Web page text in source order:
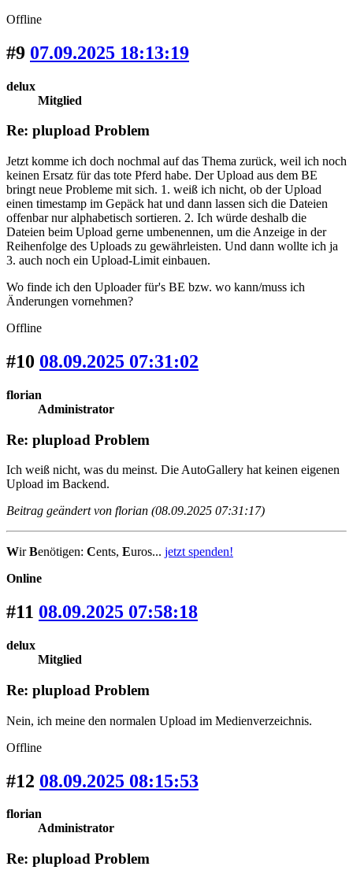
Offline
#9 07.09.2025 18:13:19
delux
Mitglied
Re: plupload Problem
Jetzt komme ich doch nochmal auf das Thema zurück, weil ich noch
keinen Ersatz für das tote Pferd habe. Der Upload aus dem BE
bringt neue Probleme mit sich. 1. weiß ich nicht, ob der Upload
einen timestamp im Gepäck hat und dann lassen sich die Dateien
offenbar nur alphabetisch sortieren. 2. Ich würde deshalb die
Dateien beim Upload gerne umbenennen, um die Anzeige in der
Reihenfolge des Uploads zu gewährleisten. Und dann wollte ich ja
3. auch noch ein Upload-Limit einbauen.
Wo finde ich den Uploader für's BE bzw. wo kann/muss ich
Änderungen vornehmen?
Offline
#10 08.09.2025 07:31:02
florian
Administrator
Re: plupload Problem
Ich weiß nicht, was du meinst. Die AutoGallery hat keinen eigenen
Upload im Backend.
Beitrag geändert von florian (08.09.2025 07:31:17)
WirBenötigen: Cents, Euros... jetzt spenden!
Online
#11 08.09.2025 07:58:18
delux
Mitglied
Re: plupload Problem
Nein, ich meine den normalen Upload im Medienverzeichnis.
Offline
#12 08.09.2025 08:15:53
florian
Administrator
Re: plupload Problem